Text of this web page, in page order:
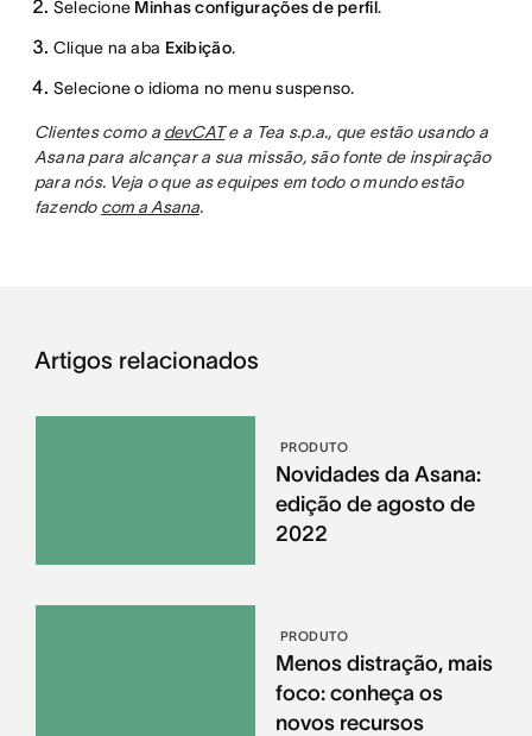
Selecione Minhas configurações de perfil.
Clique na aba Exibição.
Selecione o idioma no menu suspenso.
Clientes como a devCATe a Tea s.p.a., que estão usando a
Asana para alcançar a sua missão, são fonte de inspiração
para nós. Veja o que as equipes em todo o mundo estão
fazendo com a Asana.
Artigos relacionados
PRODUTO
Novidades da Asana:
edição de agosto de
2022
PRODUTO
Menos distração, mais
foco: conheça os
novos recursos